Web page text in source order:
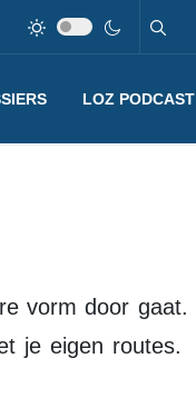
LOZ PODCAST
je eigen routes.